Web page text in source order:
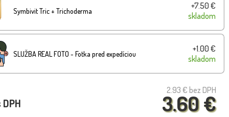
Symbivit Tric + Trichoderma
+7.50 €
skladom
SLUŽBA REAL FOTO - Fotka pred expedíciou
+1.00 €
skladom
2.93 € bez DPH
3.60 €
DPH